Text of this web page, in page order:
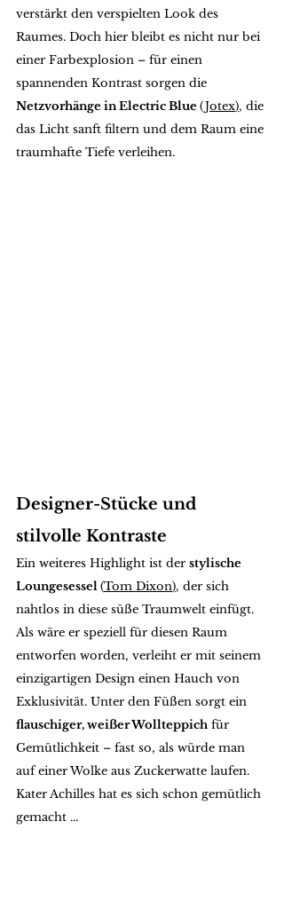
verstärkt den verspielten Look des
Raumes. Doch hier bleibt es nicht nur bei
einer Farbexplosion – für einen
spannenden Kontrast sorgen die
Netzvorhänge in Electric Blue (Jotex), die
das Licht sanft filtern und dem Raum eine
traumhafte Tiefe verleihen.
Designer-Stücke und
stilvolle Kontraste
Ein weiteres Highlight ist der stylische
Loungesessel (Tom Dixon), der sich
nahtlos in diese süße Traumwelt einfügt.
Als wäre er speziell für diesen Raum
entworfen worden, verleiht er mit seinem
einzigartigen Design einen Hauch von
Exklusivität. Unter den Füßen sorgt ein
flauschiger, weißer Wollteppich für
Gemütlichkeit – fast so, als würde man
auf einer Wolke aus Zuckerwatte laufen.
Kater Achilles hat es sich schon gemütlich
gemacht ...